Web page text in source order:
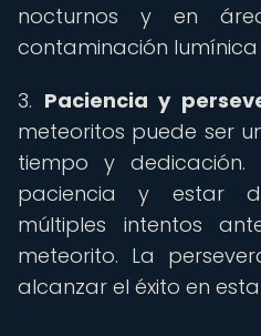
nocturnos y en
contaminación
3. Paciencia y
meteoritos puede ser
tiempo y dedicación.
paciencia y estar
múltiples intentos
meteorito. La
alcanzar el éxito en